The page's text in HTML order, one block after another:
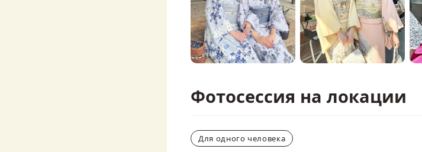
Фотосессия на локации
Для одного человека